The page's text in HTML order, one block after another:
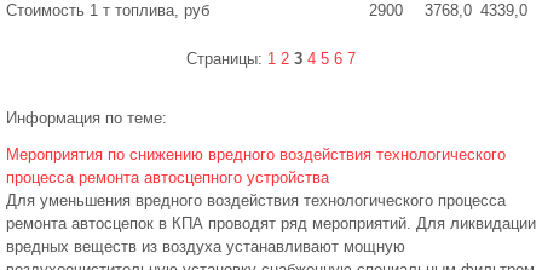
Стоимость 1 т топлива, руб 2900 3768,0 4339,0
Страницы: 1 2 3 4 5 6 7
Информация по теме:
Мероприятия по снижению вредного воздействия технологического
процесса ремонта автосцепного устройства
Для уменьшения вредного воздействия технологического процесса
ремонта автосцепок в КПА проводят ряд мероприятий. Для ликвидации
вредных веществ из воздуха устанавливают мощную